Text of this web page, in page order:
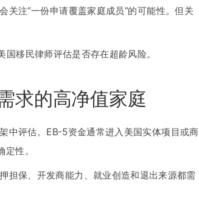
注“一份申请覆盖家庭成员”的可能性。但关
移民律师评估是否存在超龄风险。
求的高净值家庭
中评估。EB-5资金通常进入美国实体项目或商
性。
担保、开发商能力、就业创造和退出来源都需